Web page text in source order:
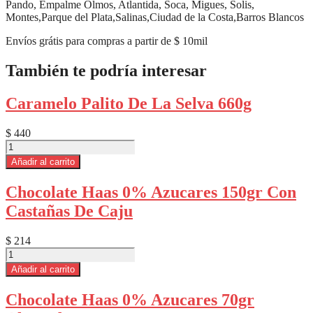
Pando, Empalme Olmos, Atlantida, Soca, Migues, Solis,
Montes,Parque del Plata,Salinas,Ciudad de la Costa,Barros Blancos
Envíos grátis para compras a partir de $ 10mil
También te podría interesar
Caramelo Palito De La Selva 660g
$ 440
Caramelo
Palito
De
Selva
660g
cantidad
Añadir al carrito
Chocolate Haas 0% Azucares 150gr Con
Castañas De Caju
$ 214
Chocolate
Haas
0%
150gr
Añadir al carrito
Chocolate Haas 0% Azucares 70gr